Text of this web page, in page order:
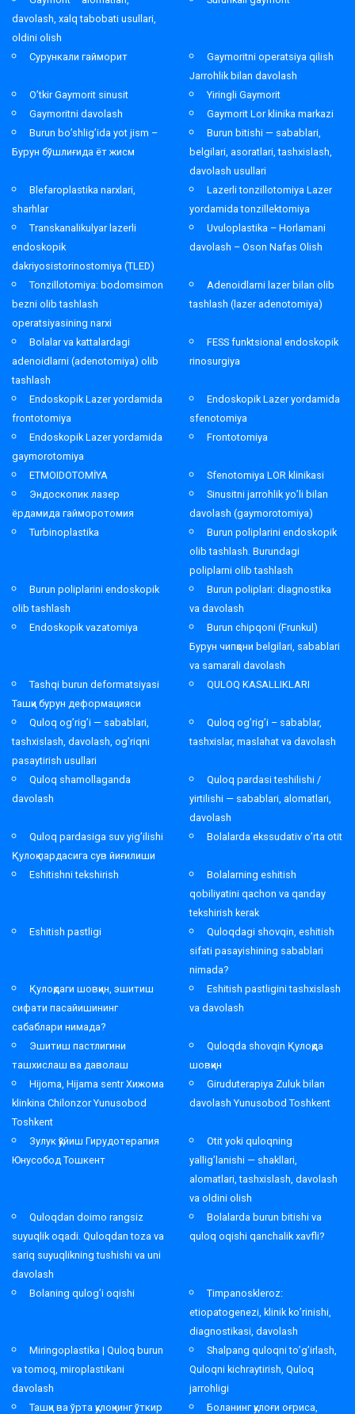
davolash, xalq tabobati usullari,
oldini olish
Сурункали гайморит
Gaymoritni operatsiya qilish
Jarrohlik bilan davolash
O’tkir Gaymorit sinusit
Yiringli Gaymorit
Gaymoritni davolash
Gaymorit Lor klinika markazi
Burun bo’shlig’ida yot jism –
Бурун бўшлиғида ёт жисм
Burun bitishi — sabablari,
belgilari, asoratlari, tashxislash,
davolash usullari
Blefaroplastika narxlari,
sharhlar
Lazerli tonzillotomiya Lazer
yordamida tonzillektomiya
Transkanalikulyar lazerli
endoskopik
dakriyosistorinostomiya (TLED)
Uvuloplastika – Horlamani
davolash – Oson Nafas Olish
Tonzillotomiya: bodomsimon
bezni olib tashlash
operatsiyasining narxi
Adenoidlarni lazer bilan olib
tashlash (lazer adenotomiya)
Bolalar va kattalardagi
adenoidlarni (adenotomiya) olib
tashlash
FESS funktsional endoskopik
rinosurgiya
Endoskopik Lazer yordamida
frontotomiya
Endoskopik Lazer yordamida
sfenotomiya
Endoskopik Lazer yordamida
gaymorotomiya
Frontotomiya
ETMOIDOTOMİYA
Sfenotomiya LOR klinikasi
Эндоскопик лазер
ёрдамида гайморотомия
Sinusitni jarrohlik yo’li bilan
davolash (gaymorotomiya)
Turbinoplastika
Burun poliplarini endoskopik
olib tashlash. Burundagi
poliplarni olib tashlash
Burun poliplarini endoskopik
olib tashlash
Burun poliplari: diagnostika
va davolash
Endoskopik vazatomiya
Burun chipqoni (Frunkul)
Бурун чипқони belgilari, sabablari
va samarali davolash
Tashqi burun deformatsiyasi
Ташқи бурун деформацияси
QULOQ KASALLIKLARI
Quloq og’rig’i — sabablari,
tashxislash, davolash, og’riqni
pasaytirish usullari
Quloq og’rig’i – sabablar,
tashxislar, maslahat va davolash
Quloq shamollaganda
davolash
Quloq pardasi teshilishi /
yirtilishi — sabablari, alomatlari,
davolash
Quloq pardasiga suv yig’ilishi
Қулоқ пардасига сув йиғилиши
Bolalarda ekssudativ o’rta otit
Eshitishni tekshirish
Bolalarning eshitish
qobiliyatini qachon va qanday
tekshirish kerak
Eshitish pastligi
Quloqdagi shovqin, eshitish
sifati pasayishining sabablari
nimada?
Қулоқдаги шовқин, эшитиш
сифати пасайишининг
сабаблари нимада?
Eshitish pastligini tashxislash
va davolash
Эшитиш пастлигини
ташхислаш ва даволаш
Quloqda shovqin Қулоқда
шовқин
Hijoma, Hijama sentr Хижома
klinkina Chilonzor Yunusobod
Toshkent
Giruduterapiya Zuluk bilan
davolash Yunusobod Toshkent
Зулук қўйиш Гирудотерапия
Юнусобод Тошкент
Otit yoki quloqning
yallig’lanishi — shakllari,
alomatlari, tashxislash, davolash
va oldini olish
Quloqdan doimo rangsiz
suyuqlik oqadi. Quloqdan toza va
sariq suyuqlikning tushishi va uni
davolash
Bolalarda burun bitishi va
quloq oqishi qanchalik xavfli?
Bolaning qulog’i oqishi
Timpanoskleroz:
etiopatogenezi, klinik ko’rinishi,
diagnostikasi, davolash
Miringoplastika | Quloq burun
va tomoq, miroplastikani
davolash
Shalpang quloqni to’g’irlash,
Quloqni kichraytirish, Quloq
jarrohligi
Ташқи ва ўрта қулоқнинг ўткир
Боланинг қулоғи оғриса,